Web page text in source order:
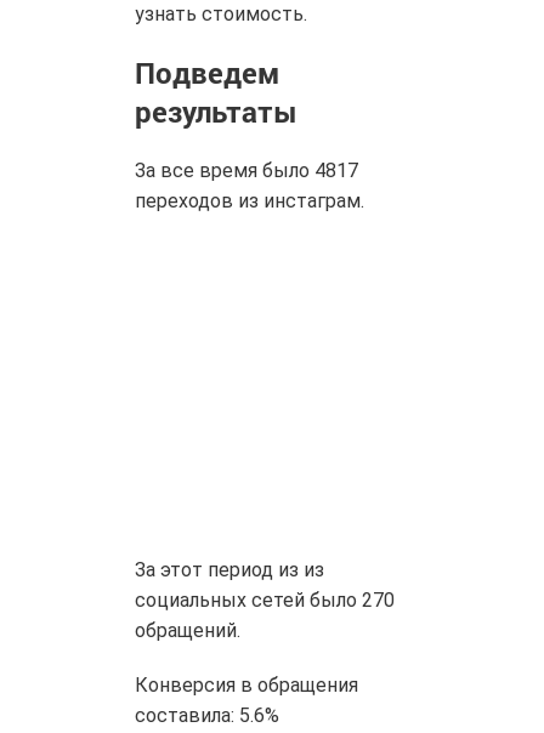
узнать стоимость.
Подведем
результаты
За все время было 4817
переходов из инстаграм.
За этот период из из
социальных сетей было270
обращений.
Конверсия в обращения
составила: 5.6%